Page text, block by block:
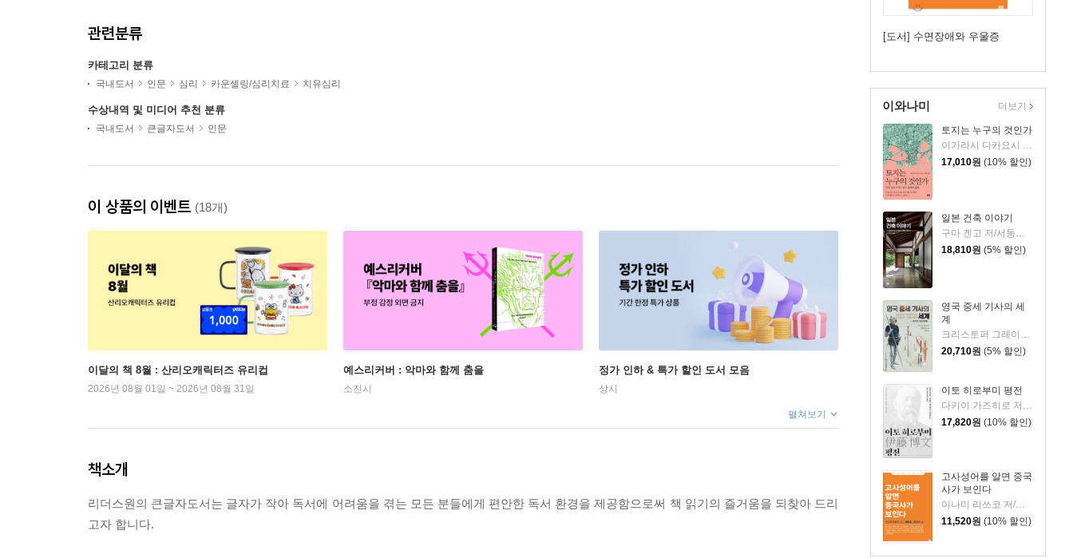
[도서] 수면장애와 우울증
이와나미
토지는 누구의 것인가
이가라시 다카요시 저/윤재선 역
17,010원 (10% 할인)
일본 건축 이야기
구마 겐고 저/서동천 역
18,810원 (5% 할인)
영국 중세 기사의 세
계
20,710원 (5% 할인)
이토 히로부미 평전
다키이 가즈히로 저/장원철,김세덕 역
17,820원 (10% 할인)
고사성어를 알면 중국
사가 보인다
11,520원 (10% 할인)
더보기
관련분류
카테고리 분류
국내도서 인문 심리 카운셀링/심리치료 치유심리
수상내역 및 미디어 추천 분류
국내도서 큰글자도서 인문
이 상품의 이벤트 (18개)
이달의 책 8월 : 산리오캐릭터즈 유리컵
2026년 08월 01일 ~ 2026년 08월 31일
예스리커버 : 악마와 함께 춤을
소진시
정가 인하 & 특가 할인 도서 모음
상시
펼쳐보기
책소개
리더스원의 큰글자도서는 글자가 작아 독서에 어려움을 겪는 모든 분들에게 편안한 독서 환경을 제공함으로써 책 읽기의 즐거움을 되찾아 드리
고자 합니다.